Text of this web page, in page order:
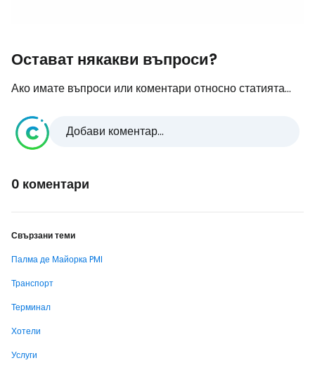
Остават някакви въпроси?
Ако имате въпроси или коментари относно статията...
Добави коментар...
0 коментари
Свързани теми
Палма де Майорка PMI
Транспорт
Терминал
Хотели
Услуги